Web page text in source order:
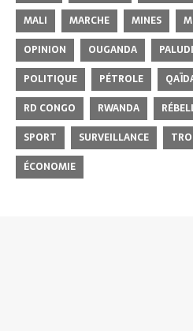
MALI
MARCHE MINES
OPINION
OUGANDA
POLITIQUE
PÉTROLE
RD CONGO
RWANDA
SPORT
SURVEILLANCE
ÉCONOMIE